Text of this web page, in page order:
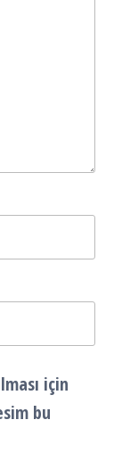
için
bu